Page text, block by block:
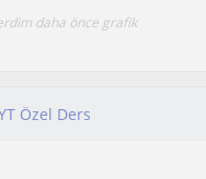
daha önce grafik
Özel Ders